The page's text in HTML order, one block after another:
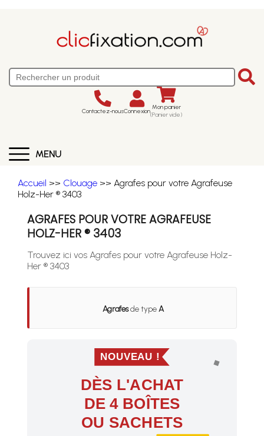
Contactez-nousConnexion Mon panier
(Panier vide)
MENU
Accueil >> Clouage >> Agrafes pour votre Agrafeuse
Holz-Her ® 3403
AGRAFES POUR VOTRE AGRAFEUSE
HOLZ-HER ® 3403
Trouvez ici vos Agrafes pour votre Agrafeuse Holz-
Her ® 3403
Agrafesde typeA
NOUVEAU !
DÈS L'ACHAT
DE 4 BOÎTES
OU SACHETS